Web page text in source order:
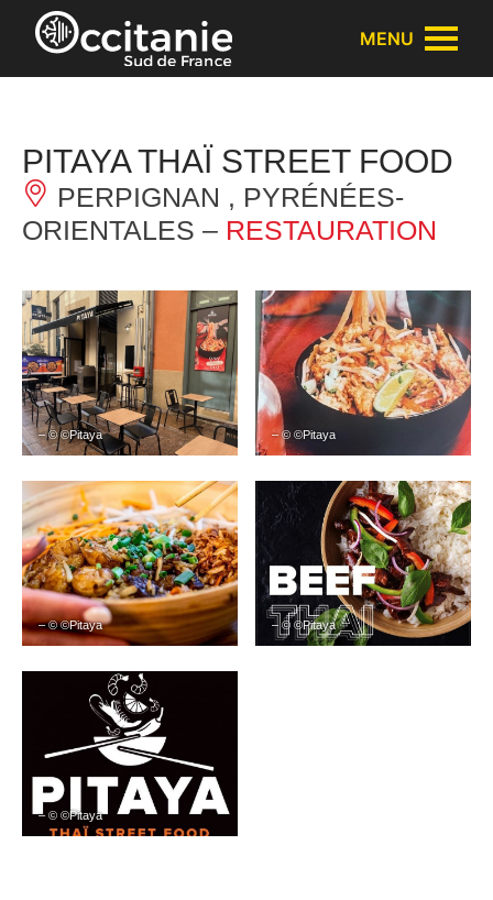
Panneau de gestion des cookies
MENU
PITAYA THAÏ STREET FOOD
PERPIGNAN , PYRÉNÉES-
ORIENTALES – RESTAURATION
– © ©Pitaya – © ©Pitaya
– © ©Pitaya – © ©Pitaya
– © ©Pitaya